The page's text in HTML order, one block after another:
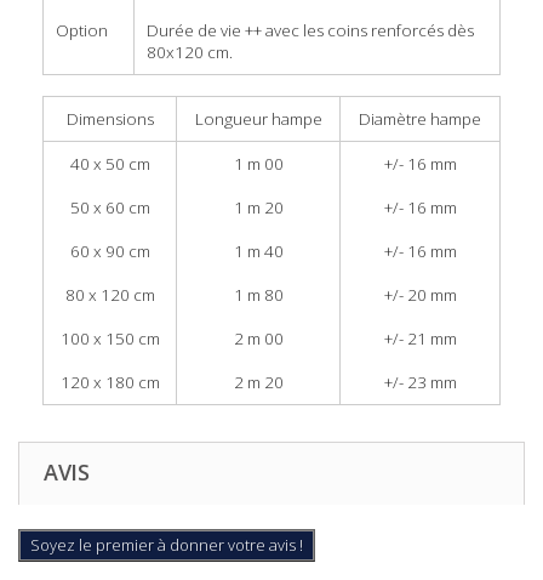
Option
Durée de vie ++ avec les coins renforcés dès
80x120 cm.
Dimensions Longueur hampe Diamètre hampe
40 x 50 cm 1 m 00
+/- 16 mm
50 x 60 cm
1 m 20
+/- 16 mm
60 x 90 cm
1 m 40
+/- 16 mm
80 x 120 cm
1 m 80
+/- 20 mm
100 x 150 cm
2 m 00
+/- 21 mm
120 x 180 cm
2 m 20 +/- 23 mm
AVIS
Soyez le premier à donner votre avis !